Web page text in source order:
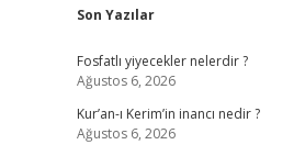
Sidebar
Son Yazılar
Fosfatlı yiyecekler nelerdir ?
Ağustos 6, 2026
Kur’an-ı Kerim’in inancı nedir ?
Ağustos 6, 2026